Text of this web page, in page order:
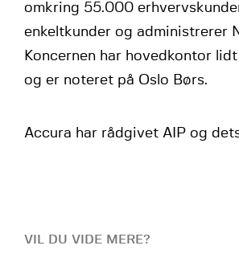
omkring 55.000
enkeltkunder og administrerer
Koncernen har hovedkontor
og er noteret på Oslo Børs.
Accura har rådgivet AIP og
VIL DU VIDE MERE?